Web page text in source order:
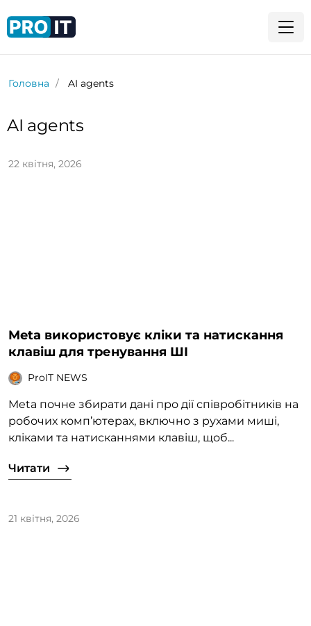
Головна AI agents
AI agents
22 квітня, 2026
Meta використовує кліки та натискання
клавіш для тренування ШІ
ProIT NEWS
Meta почне збирати дані про дії співробітників на
робочих комп’ютерах, включно з рухами миші,
кліками та натисканнями клавіш, щоб...
Читати
21 квітня, 2026